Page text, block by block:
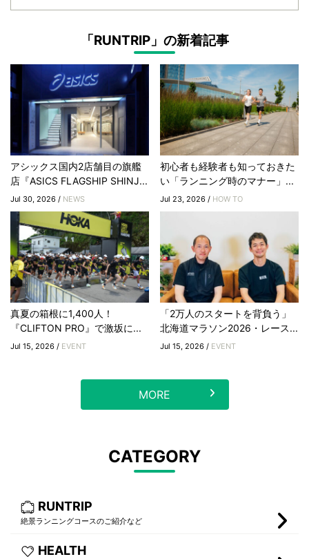
「RUNTRIP」の新着記事
アシックス国内2店舗目の旗艦
店『ASICS FLAGSHIP SHINJ...
Jul 30, 2026 / NEWS
初心者も経験者も知っておきた
い「ランニング時のマナー」...
Jul 23, 2026 / HOW TO
真夏の箱根に1,400人！
『CLIFTON PRO』で激坂に...
Jul 15, 2026 / EVENT
「2万人のスタートを背負う」
北海道マラソン2026・レース...
Jul 15, 2026 / EVENT
MORE
CATEGORY
RUNTRIP
絶景ランニングコースのご紹介など
HEALTH